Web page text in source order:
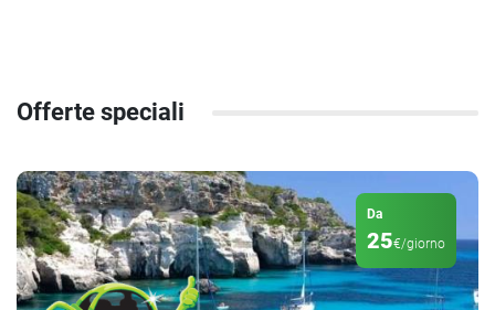
Offerte speciali
Da
25€/giorno